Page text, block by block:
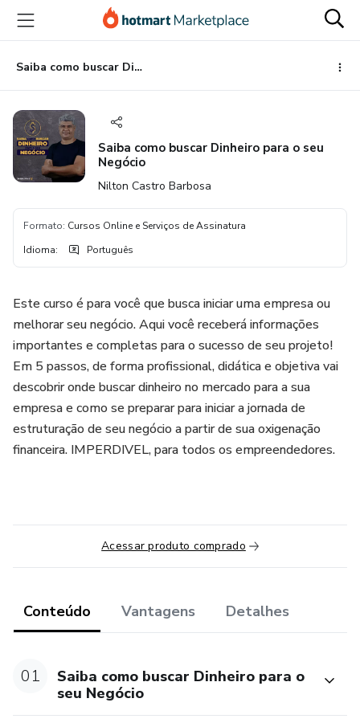
para
conteúdo
principal
para
pagamento
para
rodapé
Saiba como buscar Dinheiro para o seu Negócio
Saiba como buscar Dinheiro para o seu
Negócio
Nilton Castro Barbosa
Formato: Cursos Online e Serviços de Assinatura
Idioma: Português
Este curso é para você que busca iniciar uma empresa ou
melhorar seu negócio. Aqui você receberá informações
importantes e completas para o sucesso de seu projeto!
Em 5 passos, de forma profissional, didática e objetiva vai
descobrir onde buscar dinheiro no mercado para a sua
empresa e como se preparar para iniciar a jornada de
estruturação de seu negócio a partir de sua oxigenação
financeira. IMPERDIVEL, para todos os empreendedores.
Acessar produto comprado
Conteúdo Vantagens Detalhes
01
Saiba como buscar Dinheiro para o
seu Negócio